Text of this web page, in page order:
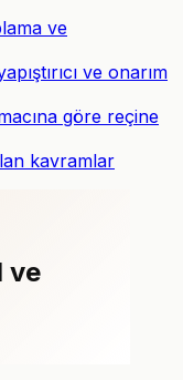
ve
ve onarım
göre reçine
kavramlar
ve